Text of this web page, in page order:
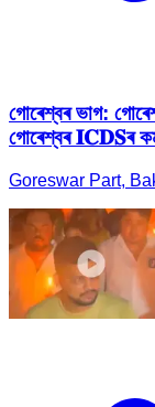
গোৰেশ্বৰ ভাগ:
গোৰেশ্বৰ 𝐈𝐂𝐃𝐒ৰ
Goreswar Part,